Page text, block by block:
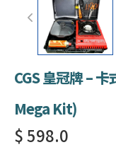
CGS 皇冠牌 –
Mega Kit)
$ 598.0